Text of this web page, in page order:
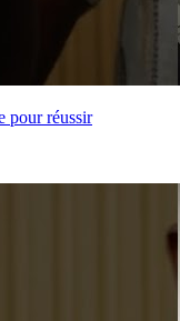
pour réussir